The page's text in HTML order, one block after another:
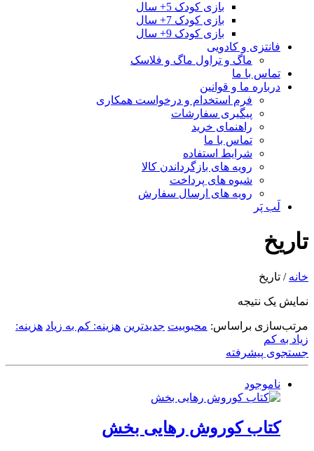
بازی کودک 5+ سال
بازی کودک 7+ سال
بازی کودک 9+ سال
فانتزی و کادویی
ماگ و تراول ماگ و فلاسک
تماس با ما
درباره ما و قوانین
فرم استخدام و درخواست همکاری
پیگیری سفارشات
راهنمای خرید
تماس با ما
شرایط استفاده
رویه های بازگرداندن کالا
شیوه های پرداخت
رویه های ارسال سفارش
لَب پَر
تاریخ
خانه / تاریخ
نمایش یک نتیجه
مرتب‌سازی براساس: محبوبیت جدیدترین هزینه: کم به زیاد هزینه:
زیاد به کم
جستجوی پیشرفته
ناموجود
کتاب کوروش رهایی بخش